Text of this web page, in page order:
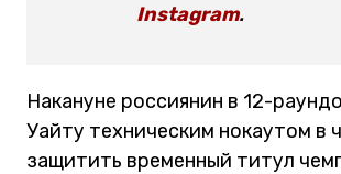
Instagram.
Накануне россиянин в 12-
Уайту техническим нокаутом в
защитить временный титул